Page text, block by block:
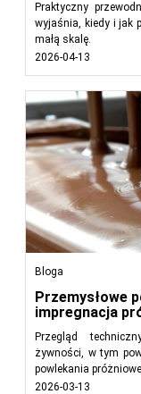
Praktyczny
wyjaśnia, kiedy i jak
małą skalę.
2026-04-13
Bloga
Przemysłowe
impregnacja
Przegląd
żywności, w tym
powlekania
2026-03-13